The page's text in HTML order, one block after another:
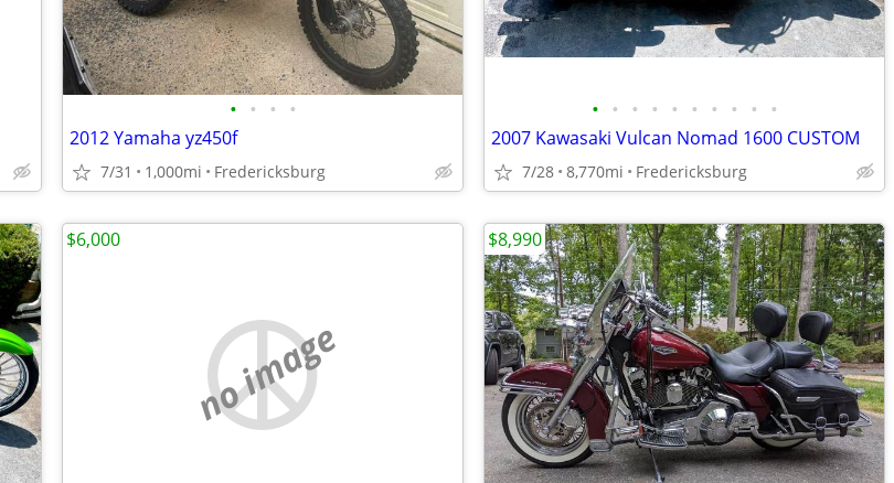
• • • •
2012 Yamaha yz450f
7/31 1,000mi Fredericksburg
• • • • • • • • • •
2007 Kawasaki Vulcan Nomad 1600 CUSTOM
7/28 8,770mi Fredericksburg
no image
$6,000 $8,990